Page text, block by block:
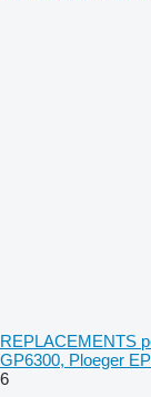
REPLACEMENTS
GP6300, Ploeger
6